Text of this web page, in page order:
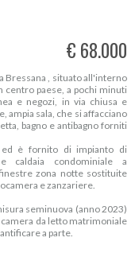
€ 68.000
a Bressana , situato all'interno
centro paese, a pochi minuti
e negozi, in via chiusa e
ampia sala, che si affacciano
bagno e antibagno forniti
è fornito di impianto di
caldaia condominiale a
zona notte sostituite
e zanzariere.
seminuova (anno 2023)
camera da letto matrimoniale
a parte.